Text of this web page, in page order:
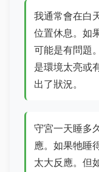
我通常會在白
位置休息。如
可能是有問題
是環境太亮或
出了狀況。
守宮一天睡多
應。如果牠睡
太大反應。但